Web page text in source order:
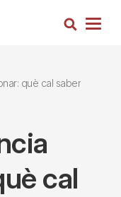
Cerca
què cal saber
cal